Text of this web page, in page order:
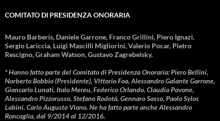
COMITATO DI PRESIDENZA ONORARIA
Mauro Barberis, Daniele Garrone, Franco Grillini, Piero Ignazi,
Sergio Lariccia, Luigi Mascilli Migliorini, Valerio Pocar, Pietro
Rescigno, Graham Watson, Gustavo Zagrebelsky.
* Hanno fatto parte del Comitato di Presidenza Onoraria: Piero Bellini,
Norberto Bobbio (Presidente), Vittorio Foa, Alessandro Galante Garrone,
Giancarlo Lunati, Italo Mereu, Federico Orlando, Claudio Pavone,
Alessandro Pizzorusso, Stefano Rodotà, Gennaro Sasso, Paolo Sylos
Labini, Carlo Augusto Viano. Ne ha fatto parte anche Alessandro
Roncaglia, dal 9/2014 al 12/2016.